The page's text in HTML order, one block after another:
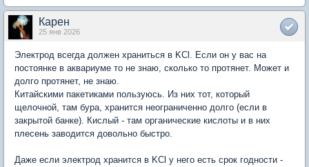
Карен
25 янв 2026
Электрод всегда должен храниться в KCl. Если он у вас на
постоянке в аквариуме то не знаю, сколько то протянет. Может и
долго протянет, не знаю.
Китайскими пакетиками пользуюсь. Из них тот, который
щелочной, там бура, хранится неограниченно долго (если в
закрытой банке). Кислый - там органические кислоты и в них
плесень заводится довольно быстро.
Даже если электрод хранится в KCl у него есть срок годности -